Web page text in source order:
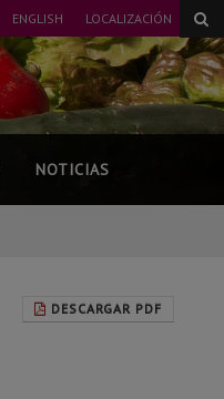
ENGLISH LOCALIZACIÓN
NOTICIAS
DESCARGAR PDF